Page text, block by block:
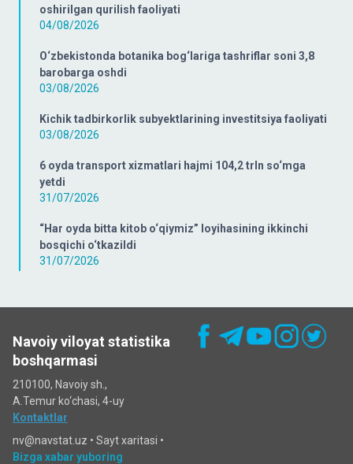
oshirilgan qurilish faoliyati
04/08/2026
O‘zbekistonda botanika bog‘lariga tashriflar soni 3,8
barobarga oshdi
03/08/2026
Kichik tadbirkorlik subyektlarining investitsiya faoliyati
03/08/2026
6 oyda transport xizmatlari hajmi 104,2 trln so‘mga
yetdi
31/07/2026
“Har oyda bitta kitob o‘qiymiz” loyihasining ikkinchi
bosqichi o‘tkazildi
31/07/2026
Navoiy viloyat statistika
boshqarmasi
210100, Navoiy sh.,
A.Temur ko‘chаsi, 4-uy
Kontaktlar
nv@navstat.uz • Sayt xaritasi •
Bizga xabar yuboring